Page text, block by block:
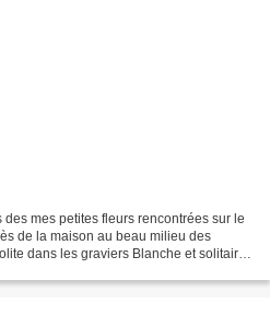
mes petites fleurs rencontrées sur le
de la maison au beau milieu des
dans les graviers Blanche et solitaire